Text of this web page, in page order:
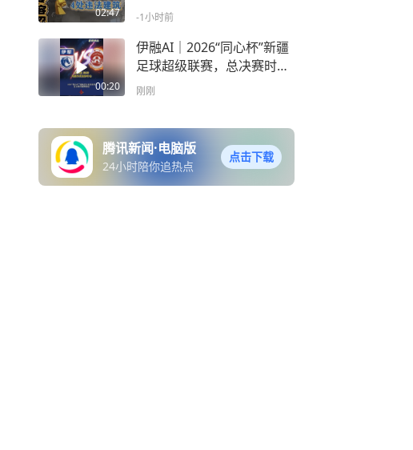
02:47 -1小时前
00:20
伊融AI｜2026“同心杯”新疆
足球超级联赛，总决赛时间
调整啦！
刚刚
腾讯新闻·电脑版
24小时陪你追热点
点击下载